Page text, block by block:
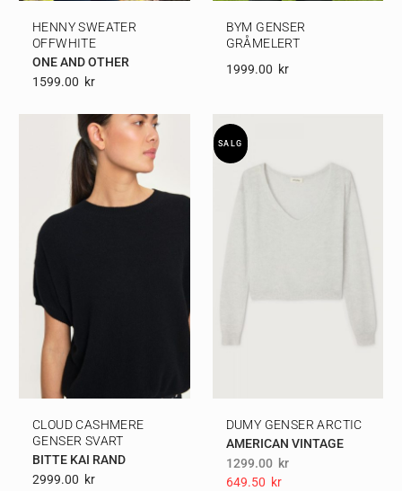
HENNY SWEATER
OFFWHITE
ONE AND OTHER
1599.00 Kr
BYM GENSER
GRÅMELERT
1999.00 Kr
CLOUD CASHMERE
GENSER SVART
BITTE KAI RAND
2999.00 Kr
SALG
DUMY GENSER ARCTIC
AMERICAN VINTAGE
1299.00 kr
649.50 Kr